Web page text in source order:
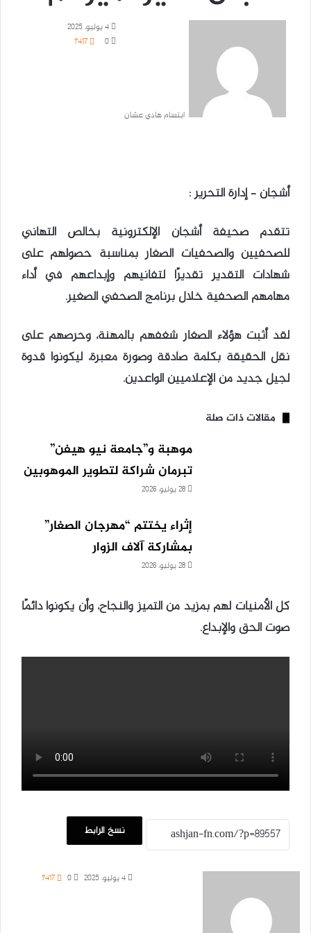
ابتسام هادي عشان
4 يوليو، 2025
0
1٬417
أشجان – إدارة التحرير :
تتقدم صحيفة أشجان الإلكترونية بخالص التهاني
للصحفيين والصحفيات الصغار بمناسبة حصولهم على
شهادات التقدير تقديرًا لتفانيهم وإبداعهم في أداء
مهامهم الصحفية خلال برنامج الصحفي الصغير.
لقد أثبت هؤلاء الصغار شغفهم بالمهنة، وحرصهم على
نقل الحقيقة بكلمة صادقة وصورة معبرة، ليكونوا قدوة
لجيل جديد من الإعلاميين الواعدين.
مقالات ذات صلة
موهبة و”جامعة نيو هيفن”
تبرمان شراكة لتطوير الموهوبين
28 يوليو، 2026
إثراء يختتم “مهرجان الصغار”
بمشاركة آلاف الزوار
28 يوليو، 2026
كل الأمنيات لهم بمزيد من التميز والنجاح، وأن يكونوا دائمًا
صوت الحق والإبداع.
نسخ الرابط
4 يوليو، 2025 0 1٬417